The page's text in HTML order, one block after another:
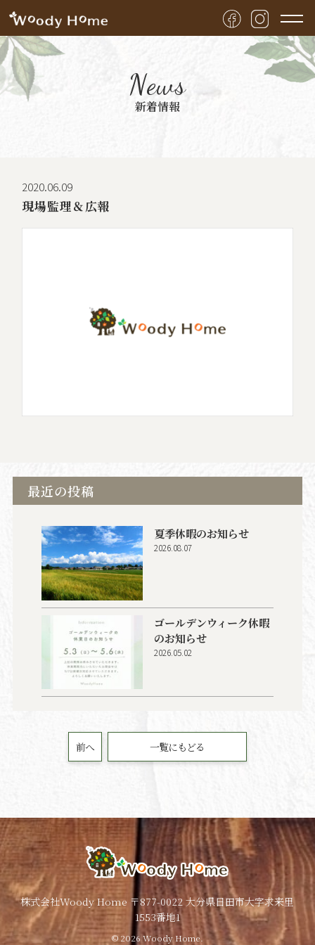
News
新着情報
2020.06.09
現場監理＆広報
最近の投稿
夏季休暇のお知らせ
2026.08.07
ゴールデンウィーク休暇
のお知らせ
2026.05.02
前へ 一覧にもどる
株式会社Woody Home 〒877-0022 大分県日田市大字求来里
1553番地1
© 2026 Woody Home.